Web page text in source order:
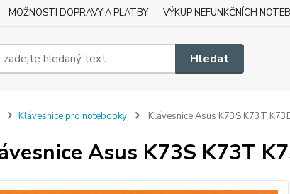
MOŽNOSTI DOPRAVY A PLATBY VÝKUP NEFUNKČNÍCH
Hledat
Klávesnice pro notebooky Klávesnice Asus K73S K73T
Asus K73S K73T